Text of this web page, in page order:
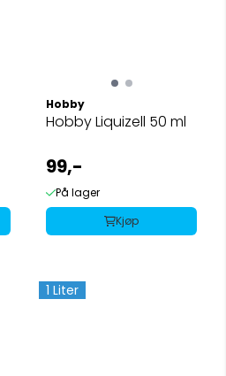
Hobby
Hobby Liquizell 50 ml
99,-
På lager
Kjøp
1 Liter